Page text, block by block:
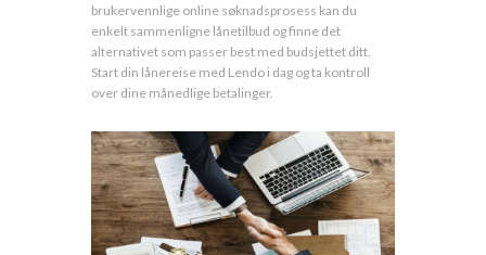
brukervennlige online søknadsprosess kan du
enkelt sammenligne lånetilbud og finne det
alternativet som passer best med budsjettet ditt.
Start din lånereise med Lendo i dag og ta kontroll
over dine månedlige betalinger.